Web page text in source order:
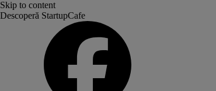
Skip to content
Descoperă StartupCafe